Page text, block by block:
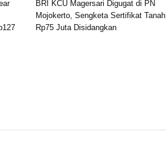
BRI KCU Magersari Digugat di PN
Mojokerto, Sengketa Sertifikat Tanah
Rp75 Juta Disidangkan